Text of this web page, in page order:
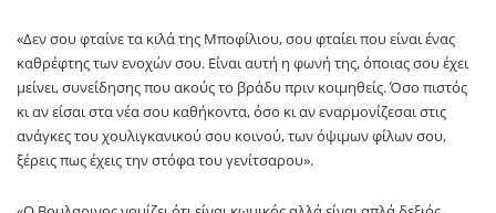
«Δεν σου φταίνε τα κιλά της Μποφίλιου, σου φταίει που είναι ένας
καθρέφτης των ενοχών σου. Είναι αυτή η φωνή της, όποιας σου έχει
μείνει, συνείδησης που ακούς το βράδυ πριν κοιμηθείς. Όσο πιστός
κι αν είσαι στα νέα σου καθήκοντα, όσο κι αν εναρμονίζεσαι στις
ανάγκες του χουλιγκανικού σου κοινού, των όψιμων φίλων σου,
ξέρεις πως έχεις την στόφα του γενίτσαρου».